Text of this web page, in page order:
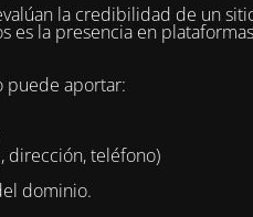
la credibilidad de un
es la presencia en
puede aportar:
dirección, teléfono)
dominio.